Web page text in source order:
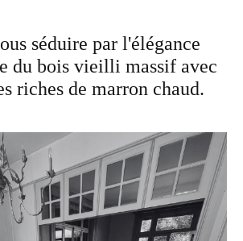
séduire par l'élégance
du bois vieilli massif avec
riches de marron chaud.